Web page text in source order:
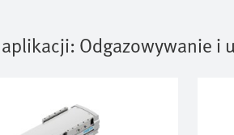
Odgazowywanie i